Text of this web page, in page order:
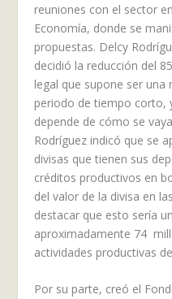
reuniones con el sector
Economía, donde se
propuestas. Delcy
decidió la reducción del
legal que supone ser una
periodo de tiempo corto,
depende de cómo se
Rodríguez indicó que se
divisas que tienen sus
créditos productivos en
del valor de la divisa en
destacar que esto sería
aproximadamente 74
actividades productivas
Por su parte, creó el